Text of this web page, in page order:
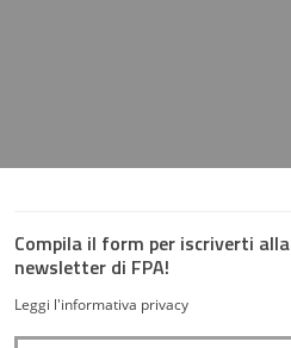
Compila il form per iscriverti alla
newsletter di FPA!
Leggi l'informativa privacy